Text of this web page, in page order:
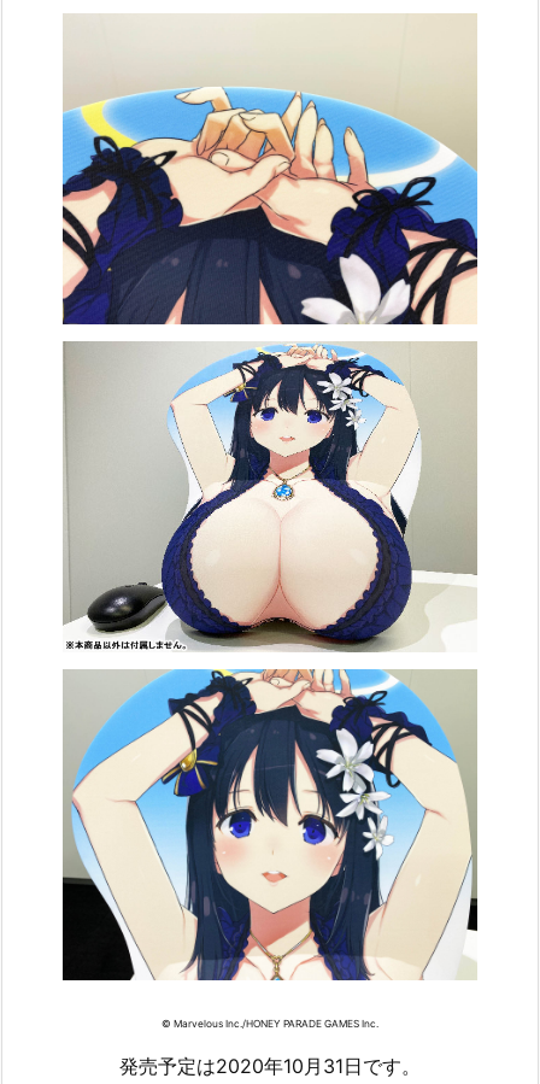
© Marvelous Inc./HONEY PARADE GAMES Inc.
発売予定は2020年10月31日です。